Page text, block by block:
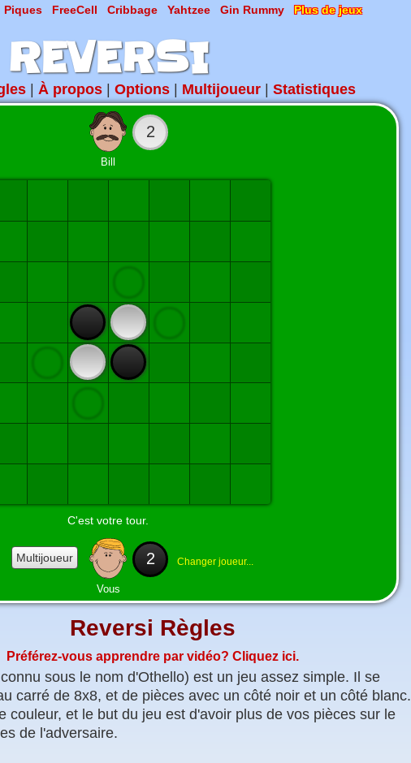
Piques FreeCell Cribbage Yahtzee Gin Rummy Plus de jeux
REVERSI
À propos Options Multijoueur Statistiques
Bill
Vous
Changer joueur...
C'est votre tour.
2
2
Multijoueur
Reversi Règles
Préférez-vous apprendre par vidéo? Cliquez ici.
sous le nom d'Othello) est un jeu assez simple. Il se
carré de 8x8, et de pièces avec un côté noir et un côté blanc.
couleur, et le but du jeu est d'avoir plus de vos pièces sur le
de l'adversaire.